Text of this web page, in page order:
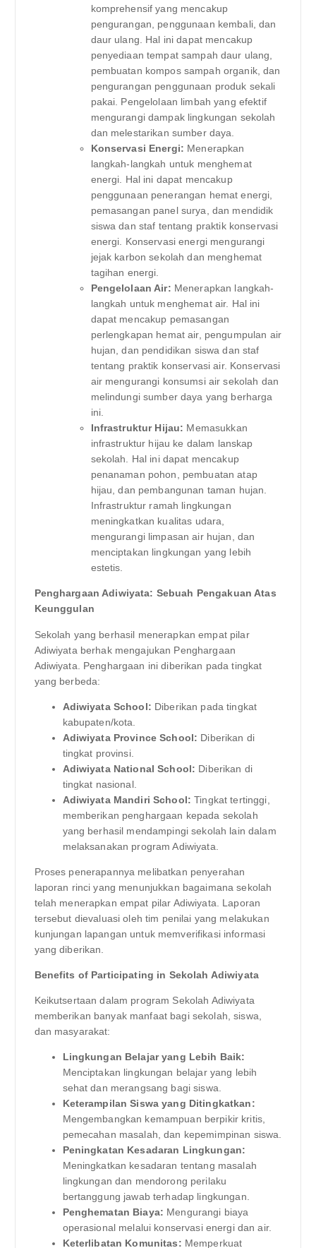
komprehensif yang mencakup
pengurangan, penggunaan kembali, dan
daur ulang. Hal ini dapat mencakup
penyediaan tempat sampah daur ulang,
pembuatan kompos sampah organik, dan
pengurangan penggunaan produk sekali
pakai. Pengelolaan limbah yang efektif
mengurangi dampak lingkungan sekolah
dan melestarikan sumber daya.
Konservasi Energi: Menerapkan
langkah-langkah untuk menghemat
energi. Hal ini dapat mencakup
penggunaan penerangan hemat energi,
pemasangan panel surya, dan mendidik
siswa dan staf tentang praktik konservasi
energi. Konservasi energi mengurangi
jejak karbon sekolah dan menghemat
tagihan energi.
Pengelolaan Air: Menerapkan langkah-
langkah untuk menghemat air. Hal ini
dapat mencakup pemasangan
perlengkapan hemat air, pengumpulan air
hujan, dan pendidikan siswa dan staf
tentang praktik konservasi air. Konservasi
air mengurangi konsumsi air sekolah dan
melindungi sumber daya yang berharga
ini.
Infrastruktur Hijau: Memasukkan
infrastruktur hijau ke dalam lanskap
sekolah. Hal ini dapat mencakup
penanaman pohon, pembuatan atap
hijau, dan pembangunan taman hujan.
Infrastruktur ramah lingkungan
meningkatkan kualitas udara,
mengurangi limpasan air hujan, dan
menciptakan lingkungan yang lebih
estetis.
Penghargaan Adiwiyata: Sebuah Pengakuan Atas
Keunggulan
Sekolah yang berhasil menerapkan empat pilar
Adiwiyata berhak mengajukan Penghargaan
Adiwiyata. Penghargaan ini diberikan pada tingkat
yang berbeda:
Adiwiyata School: Diberikan pada tingkat
kabupaten/kota.
Adiwiyata Province School: Diberikan di
tingkat provinsi.
Adiwiyata National School: Diberikan di
tingkat nasional.
Adiwiyata Mandiri School: Tingkat tertinggi,
memberikan penghargaan kepada sekolah
yang berhasil mendampingi sekolah lain dalam
melaksanakan program Adiwiyata.
Proses penerapannya melibatkan penyerahan
laporan rinci yang menunjukkan bagaimana sekolah
telah menerapkan empat pilar Adiwiyata. Laporan
tersebut dievaluasi oleh tim penilai yang melakukan
kunjungan lapangan untuk memverifikasi informasi
yang diberikan.
Benefits of Participating in Sekolah Adiwiyata
Keikutsertaan dalam program Sekolah Adiwiyata
memberikan banyak manfaat bagi sekolah, siswa,
dan masyarakat:
Lingkungan Belajar yang Lebih Baik:
Menciptakan lingkungan belajar yang lebih
sehat dan merangsang bagi siswa.
Keterampilan Siswa yang Ditingkatkan:
Mengembangkan kemampuan berpikir kritis,
pemecahan masalah, dan kepemimpinan siswa.
Peningkatan Kesadaran Lingkungan:
Meningkatkan kesadaran tentang masalah
lingkungan dan mendorong perilaku
bertanggung jawab terhadap lingkungan.
Penghematan Biaya: Mengurangi biaya
operasional melalui konservasi energi dan air.
Keterlibatan Komunitas: Memperkuat